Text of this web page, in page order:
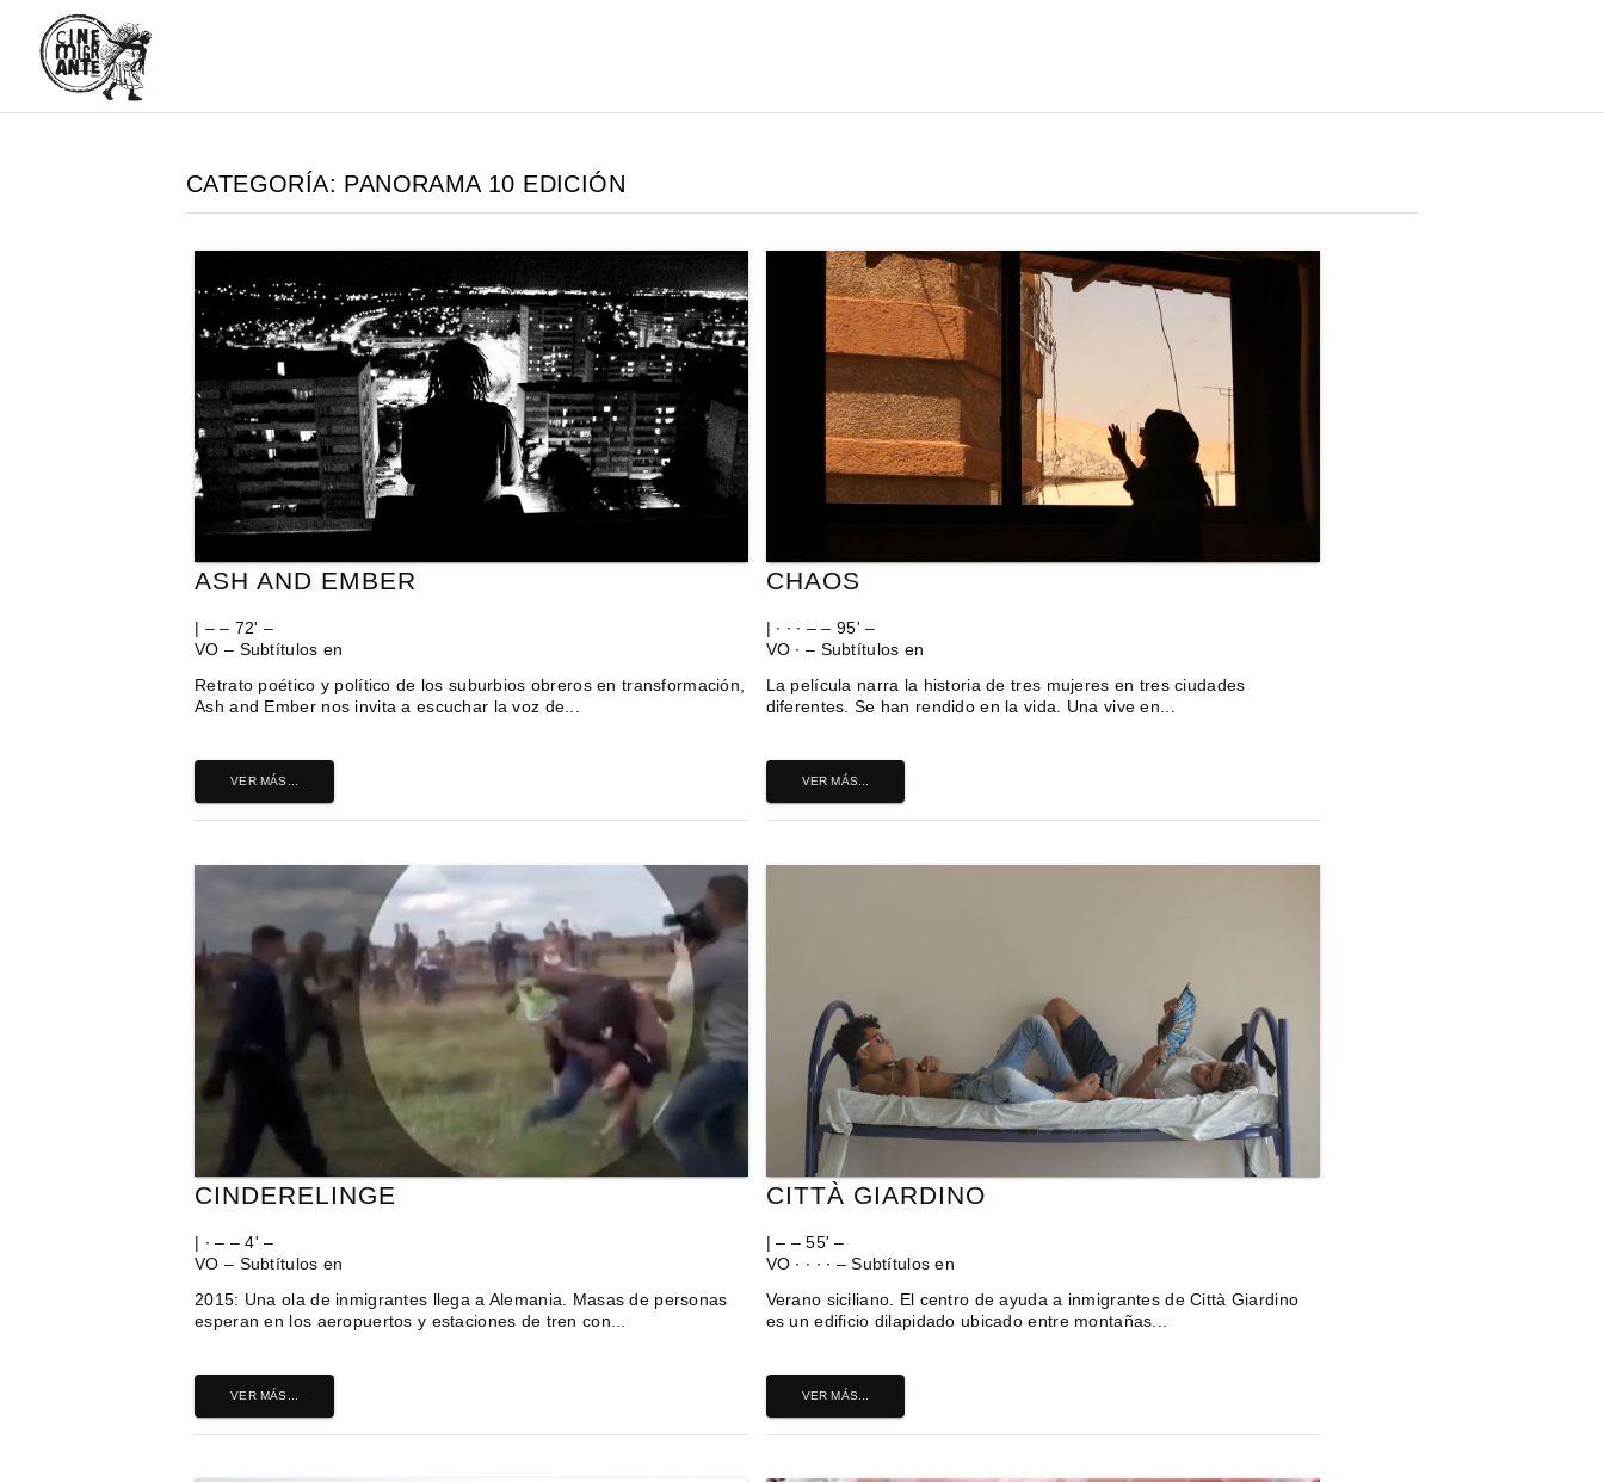
CATEGORÍA: PANORAMA 10 EDICIÓN
ASH AND EMBER
| – – 72' –
VO – Subtítulos en
Retrato poético y político de los suburbios obreros en transformación,
Ash and Ember nos invita a escuchar la voz de...
VER MÁS...
CHAOS
| ∙ ∙ ∙ – – 95' –
VO ∙ – Subtítulos en
La película narra la historia de tres mujeres en tres ciudades
diferentes. Se han rendido en la vida. Una vive en...
VER MÁS...
CINDERELINGE
| ∙ – – 4' –
VO – Subtítulos en
2015: Una ola de inmigrantes llega a Alemania. Masas de personas
esperan en los aeropuertos y estaciones de tren con...
VER MÁS...
CITTÀ GIARDINO
| – – 55' –
VO ∙ ∙ ∙ ∙ – Subtítulos en
Verano siciliano. El centro de ayuda a inmigrantes de Città Giardino
es un edificio dilapidado ubicado entre montañas...
VER MÁS...